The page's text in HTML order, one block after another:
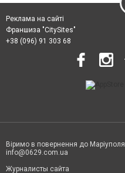
Реклама на сайті
Франшиза "CitySites"
+38 (096) 91 303 68
Віримо в повернення до Маріуполя
info@0629.com.ua
Журналисты сайта